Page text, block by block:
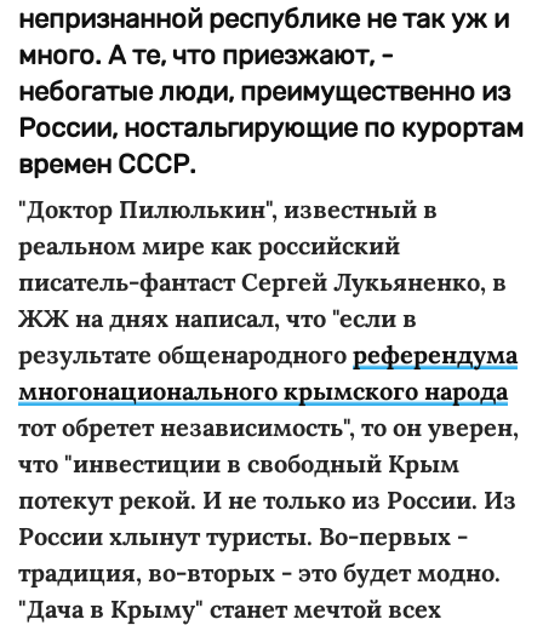
непризнанной республике не так уж и
много. А те, что приезжают, -
небогатые люди, преимущественно из
России, ностальгирующие по курортам
времен СССР.
"Доктор Пилюлькин", известный в
реальном мире как российский
писатель-фантаст Сергей Лукьяненко, в
ЖЖ на днях написал, что "если в
результате общенародного референдума
многонационального крымского народа
тот обретет независимость", то он уверен,
что "инвестиции в свободный Крым
потекут рекой. И не только из России. Из
России хлынут туристы. Во-первых -
традиция, во-вторых - это будет модно.
"Дача в Крыму" станет мечтой всех